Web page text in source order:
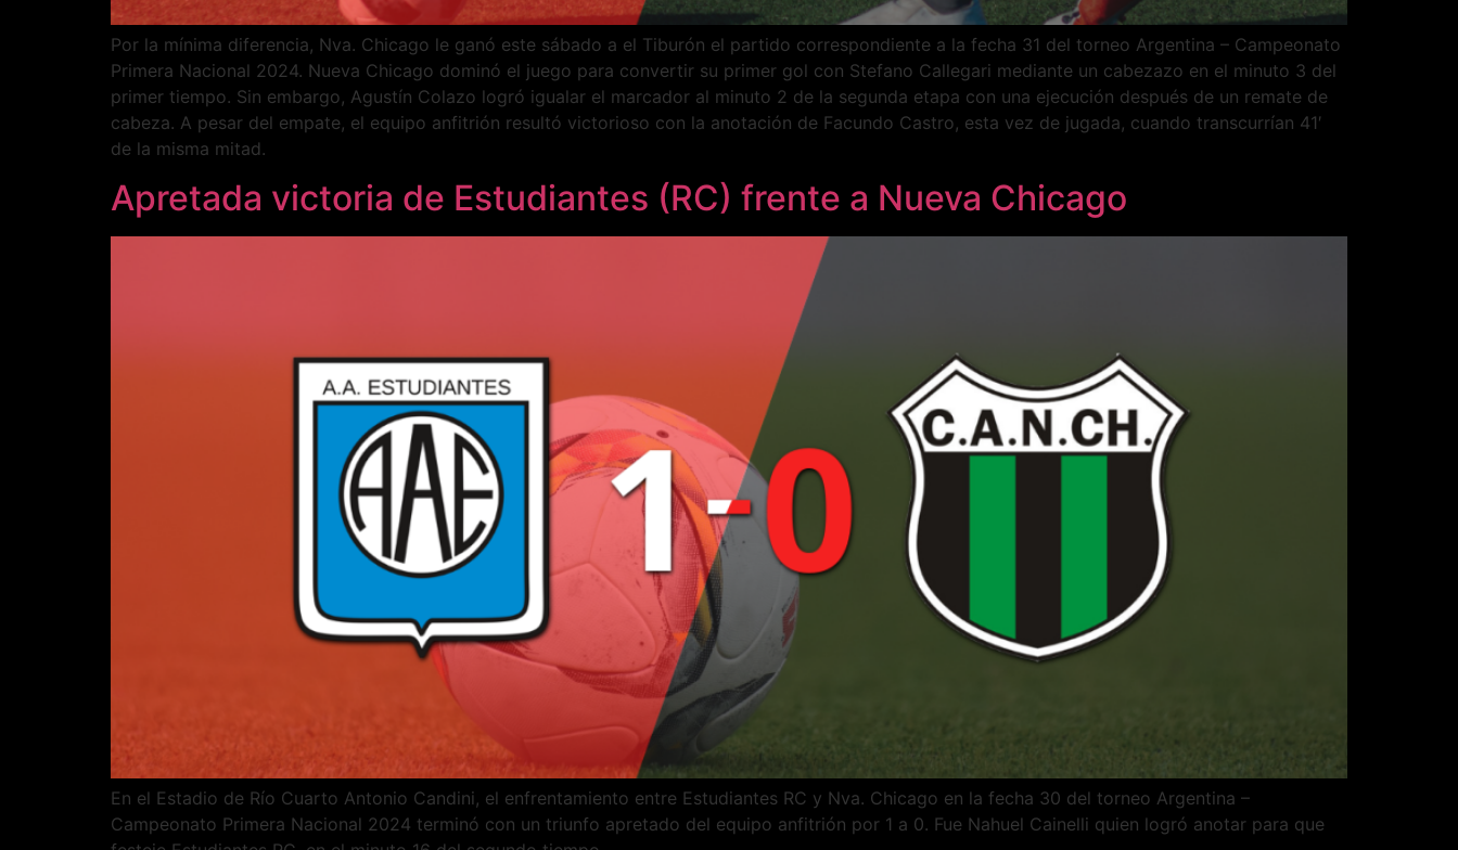
Por la mínima diferencia, Nva. Chicago le ganó este sábado a el Tiburón el partido correspondiente a la fecha 31 del torneo Argentina – Campeonato
Primera Nacional 2024. Nueva Chicago dominó el juego para convertir su primer gol con Stefano Callegari mediante un cabezazo en el minuto 3 del
primer tiempo. Sin embargo, Agustín Colazo logró igualar el marcador al minuto 2 de la segunda etapa con una ejecución después de un remate de
cabeza. A pesar del empate, el equipo anfitrión resultó victorioso con la anotación de Facundo Castro, esta vez de jugada, cuando transcurrían 41′
de la misma mitad.
Apretada victoria de Estudiantes (RC) frente a Nueva Chicago
En el Estadio de Río Cuarto Antonio Candini, el enfrentamiento entre Estudiantes RC y Nva. Chicago en la fecha 30 del torneo Argentina –
Campeonato Primera Nacional 2024 terminó con un triunfo apretado del equipo anfitrión por 1 a 0. Fue Nahuel Cainelli quien logró anotar para que